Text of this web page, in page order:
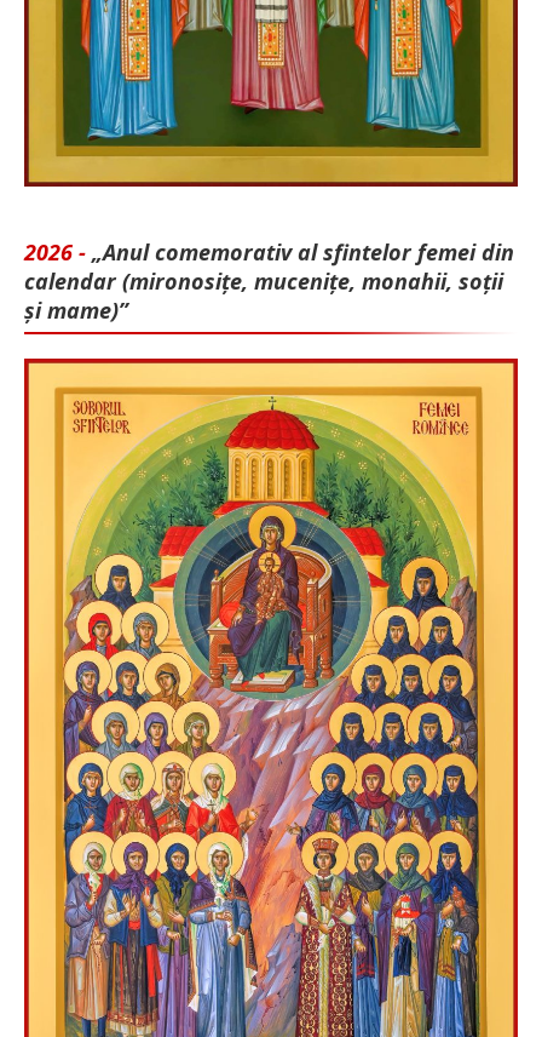
2026 - „Anul comemorativ al sfintelor femei din
calendar (mironosițe, mu­cenițe, monahii, soții
și mame)”